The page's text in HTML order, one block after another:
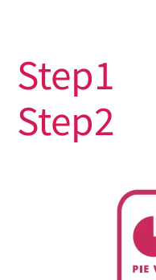
Step1
Step2